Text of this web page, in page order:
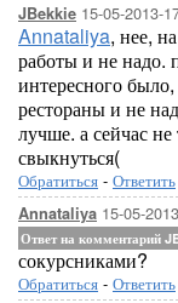
JBekkie 15-05-2013-
Annataliya, нее,
работы и не надо.
интересного
рестораны и не
лучше. а сейчас
свыкнуться(
Обратиться - Ответить
Annataliya 15-05-
Ответ на комментарий
сокурсниками?
Обратиться - Ответить